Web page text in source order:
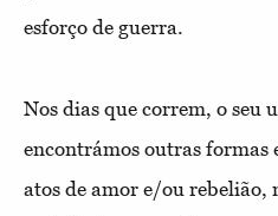
esforço de guerra.
Nos dias que correm, o seu
encontrámos outras formas
atos de amor e/ou rebelião,